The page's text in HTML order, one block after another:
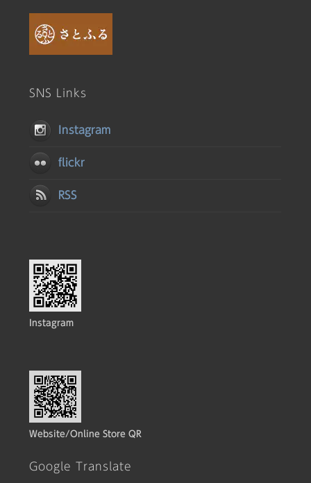
SNS Links
Instagram
flickr
RSS
Instagram
Website/Online Store QR
Google Translate